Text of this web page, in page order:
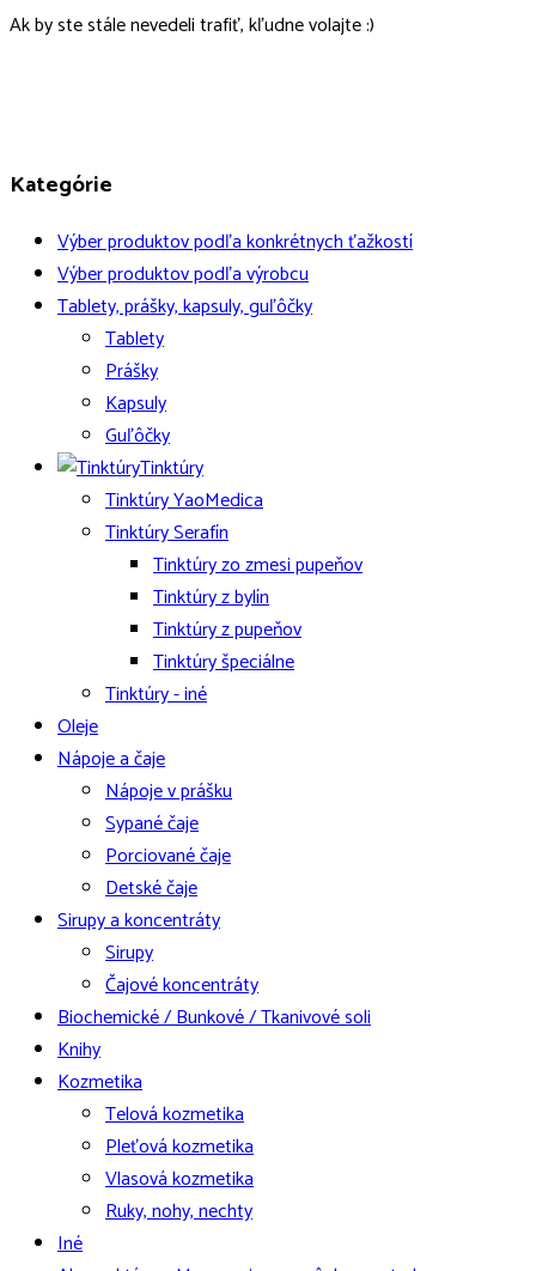
Ak by ste stále nevedeli trafiť, kľudne volajte :)
Kategórie
Výber produktov podľa konkrétnych ťažkostí
Výber produktov podľa výrobcu
Tablety, prášky, kapsuly, guľôčky
Tablety
Prášky
Kapsuly
Guľôčky
Tinktúry
Tinktúry YaoMedica
Tinktúry Serafín
Tinktúry zo zmesi pupeňov
Tinktúry z bylín
Tinktúry z pupeňov
Tinktúry špeciálne
Tinktúry - iné
Oleje
Nápoje a čaje
Nápoje v prášku
Sypané čaje
Porciované čaje
Detské čaje
Sirupy a koncentráty
Sirupy
Čajové koncentráty
Biochemické / Bunkové / Tkanivové soli
Knihy
Kozmetika
Telová kozmetika
Pleťová kozmetika
Vlasová kozmetika
Ruky, nohy, nechty
Iné